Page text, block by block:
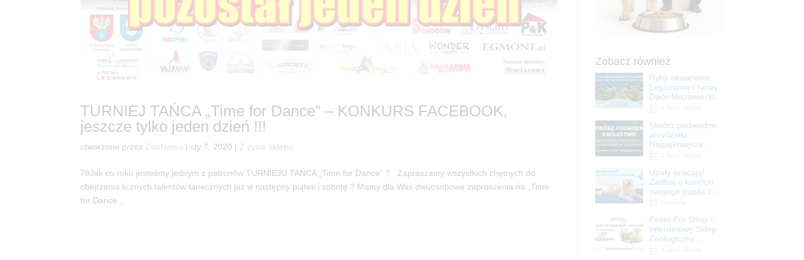
TURNIEJ TAŃCA „Time for Dance” – KONKURS FACEBOOK,
jeszcze tylko jeden dzień !!!
utworzone przez ZooNemo | sty 7, 2020 | Z życia sklepu
78Jak co roku jesteśmy jednym z patronów TURNIEJU TAŃCA „Time for Dance” ? Zapraszamy wszystkich chętnych do
obejrzenia licznych talentów tanecznych już w następny piątek i sobotę ? Mamy dla Was dwuosobowe zaproszenia na „Time
for Dance...
Zobacz również
Ryby akwariowe
Legionowo i Nowy
Dwór Mazowiecki –
Stwórz podwodne
arcydzieło:
Najpiękniejsze
Legionowo i Nowy
Dwór Mazowiecki
Upały wracają!
Zadbaj o komfort
swojego pupila z
ZooNemo
Petito Pet Shop –
Internetowy Sklep
Zoologiczny